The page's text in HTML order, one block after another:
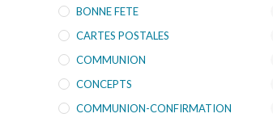
BONNE FETE
CARTES POSTALES
COMMUNION
CONCEPTS
COMMUNION-CONFIRMATION